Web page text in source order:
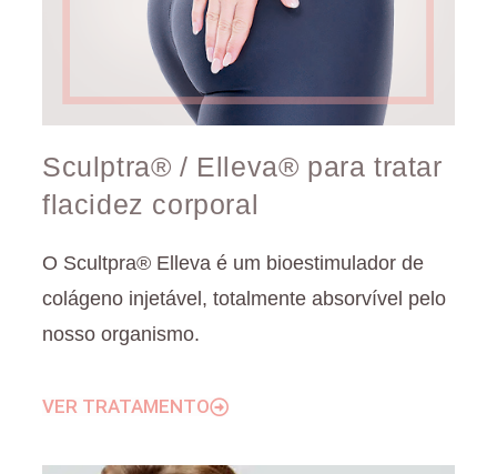
Sculptra® / Elleva® para tratar
flacidez corporal
O Scultpra® Elleva é um bioestimulador de
colágeno injetável, totalmente absorvível pelo
nosso organismo.
VER TRATAMENTO